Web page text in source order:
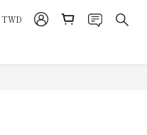
TWD